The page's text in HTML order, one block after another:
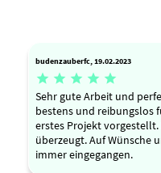
budenzauberfc, 19.02.2023
    
Sehr gute Arbeit und
bestens und reibungslos
erstes Projekt
überzeugt. Auf Wünsche
immer eingegangen.